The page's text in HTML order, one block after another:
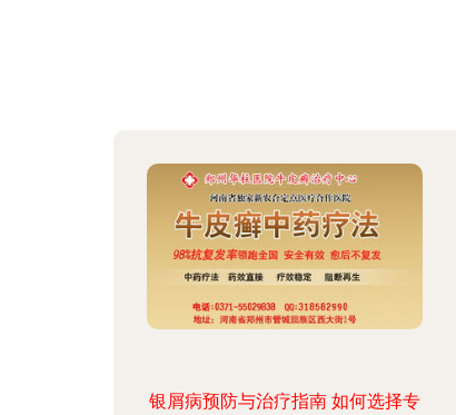
银屑病预防与治疗指南 如何选择专